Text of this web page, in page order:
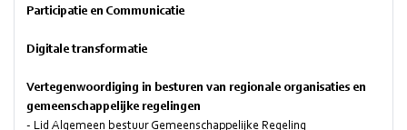
Participatie en Communicatie
Digitale transformatie
Vertegenwoordiging in besturen van regionale organisaties en
gemeenschappelijke regelingen
- Lid Algemeen bestuur Gemeenschappelijke Regeling